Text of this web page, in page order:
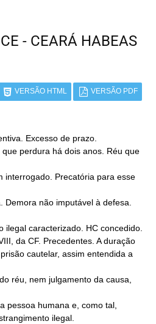
- CEARÁ HABEAS
VERSÃO HTML VERSÃO PDF
Excesso de prazo.
ilegal.